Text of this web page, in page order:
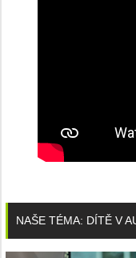
NAŠE TÉMA: DÍTĚ V